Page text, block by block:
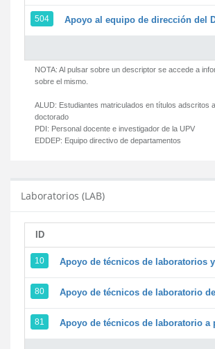
504 Apoyo al equipo de dirección del
NOTA: Al pulsar sobre un descriptor se accede a
sobre el mismo.
ALUD: Estudiantes matriculados en títulos adscritos
doctorado
PDI: Personal docente e investigador de la UPV
EDDEP: Equipo directivo de departamentos
Laboratorios (LAB)
ID
10 Apoyo de técnicos de laboratorios
80 Apoyo de técnicos de laboratorio
81 Apoyo de técnicos de laboratorio a